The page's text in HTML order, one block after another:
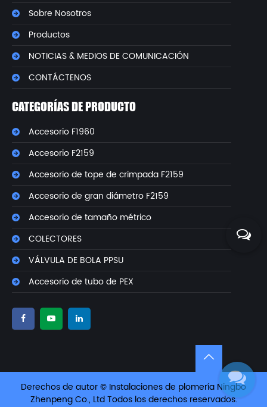
Sobre Nosotros
Productos
NOTICIAS & MEDIOS DE COMUNICACIÓN
CONTÁCTENOS
CATEGORÍAS DE PRODUCTO
Accesorio F1960
Accesorio F2159
Accesorio de tope de crimpada F2159
Accesorio de gran diámetro F2159
Accesorio de tamaño métrico
COLECTORES
VÁLVULA DE BOLA PPSU
Accesorio de tubo de PEX
Derechos de autor © Instalaciones de plomería Ningbo
Zhenpeng Co., Ltd Todos los derechos reservados.